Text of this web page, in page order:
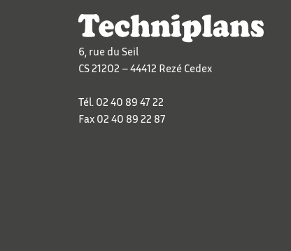
6, rue du Seil
CS 21202 – 44412 Rezé Cedex
Tél. 02 40 89 47 22
Fax 02 40 89 22 87